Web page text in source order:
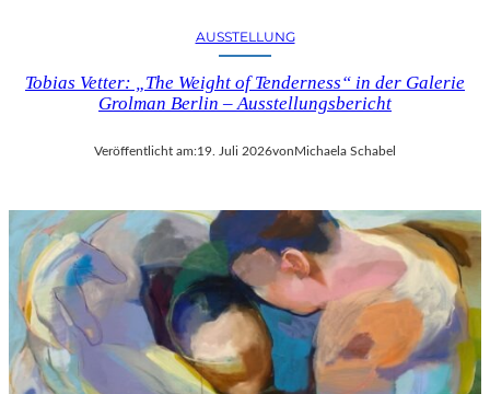
AUSSTELLUNG
Tobias Vetter: „The Weight of Tenderness“ in der Galerie
Grolman Berlin – Ausstellungsbericht
Veröffentlicht am:19. Juli 2026von Michaela Schabel